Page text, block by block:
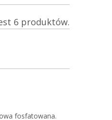
6 produktów.
fosfatowana.